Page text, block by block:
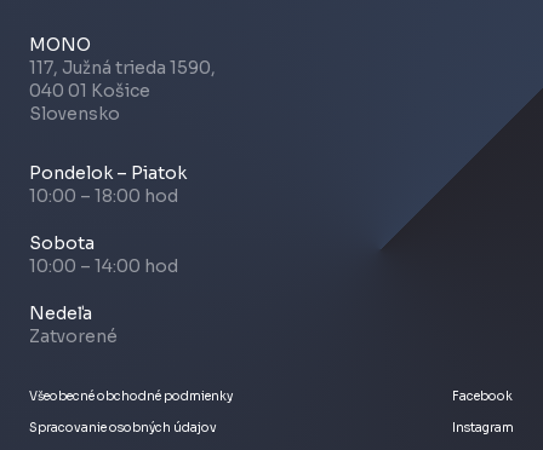
MONO
117, Južná trieda 1590,
040 01 Košice
Slovensko
Pondelok – Piatok
10:00 – 18:00 hod
Sobota
10:00 – 14:00 hod
Nedeľa
Zatvorené
Všeobecné obchodné podmienky
Spracovanie osobných údajov
Facebook
Instagram